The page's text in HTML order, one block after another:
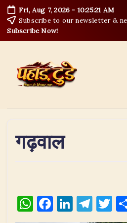
Skip
to
content
Fri, Aug 7, 2026 -10:25:22 AM
Subscribe to our newsletter &
Subscribe Now!
गढ़वाल
W F Li T T